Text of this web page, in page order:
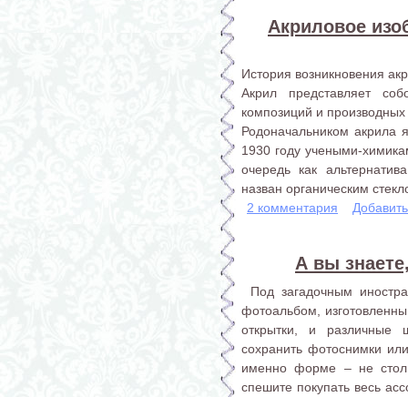
Акриловое
История возникновения
Акрил представляет
композиций и
Родоначальником акрила
1930 году учеными-
очередь как
назван органическим
2 комментария
А вы
Под загадочным
фотоальбом,
открытки, и различные
сохранить фотоснимки
именно форме – не
спешите покупать весь